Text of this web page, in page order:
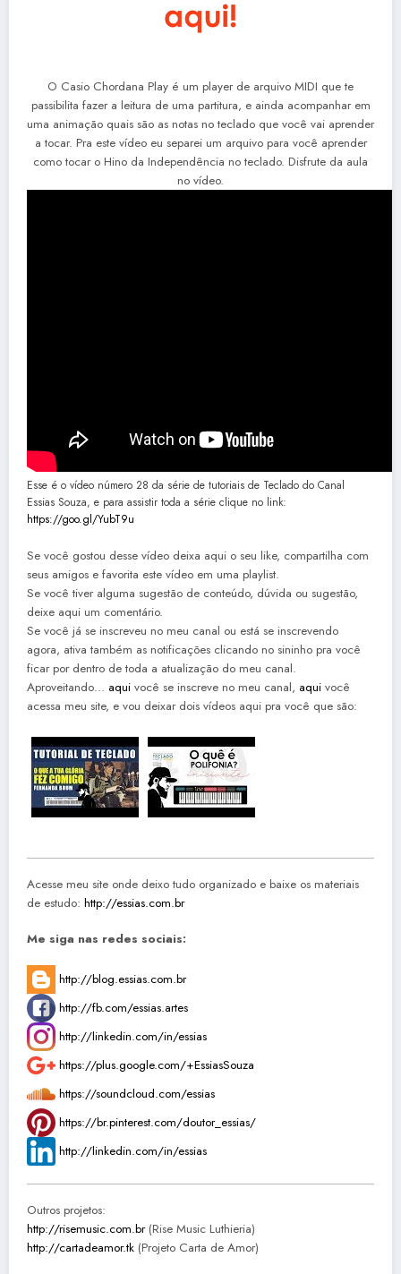
O Casio Chordana Play é um player de arquivo MIDI que te
passibilita fazer a leitura de uma partitura, e ainda acompanhar em
uma animação quais são as notas no teclado que você vai aprender
a tocar. Pra este vídeo eu separei um arquivo para você aprender
como tocar o Hino da Independência no teclado. Disfrute da aula
no vídeo.
Esse é o vídeo número 28 da série de tutoriais de Teclado do Canal
Essias Souza, e para assistir toda a série clique no link:
https://goo.gl/YubT9u
Se você gostou desse vídeo deixa aqui o seu like, compartilha com
seus amigos e favorita este vídeo em uma playlist.
Se você tiver alguma sugestão de conteúdo, dúvida ou sugestão,
deixe aqui um comentário.
Se você já se inscreveu no meu canal ou está se inscrevendo
agora, ativa também as notificações clicando no sininho pra você
ficar por dentro de toda a atualização do meu canal.
Aproveitando… aqui você se inscreve no meu canal, aqui você
acessa meu site, e vou deixar dois vídeos aqui pra você que são:
Acesse meu site onde deixo tudo organizado e baixe os materiais
de estudo: http://essias.com.br
Me siga nas redes sociais:
http://blog.essias.com.br
http://fb.com/essias.artes
http://linkedin.com/in/essias
https://plus.google.com/+EssiasSouza
https://soundcloud.com/essias
https://br.pinterest.com/doutor_essias/
http://linkedin.com/in/essias
Outros projetos:
http://risemusic.com.br(Rise Music Luthieria)
http://cartadeamor.tk (Projeto Carta de Amor)